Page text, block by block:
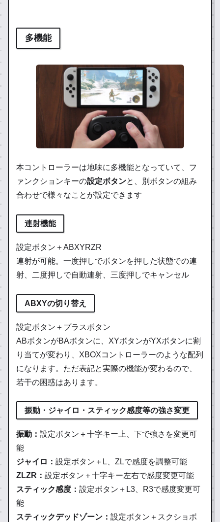
多機能
本コントローラーは地味に多機能となっていて、フ
ァンクションキーの設定ボタンと、別ボタンの組み
合わせで様々なことが設定できます
連射機能
設定ボタン＋ABXYRZR
連射が可能。一度押しでボタンを押した状態での連
射、二度押しで自動連射、三度押しでキャンセル
ABXYの切り替え
設定ボタン＋プラスボタン
ABボタンがBAボタンに、XYボタンがYXボタンに割
り当てが変わり、XBOXコントローラーのような配列
になります。ただ表記と実際の機能が変わるので、
若干の困惑はあります。
振動・ジャイロ・スティック感度等の強さ変更
振動： 設定ボタン＋十字キー上、下で強さを変更可
能
ジャイロ： 設定ボタン＋L、ZLで感度を調整可能
ZLZR： 設定ボタン＋十字キー左右で感度変更可能
スティック感度： 設定ボタン＋L3、R3で感度変更可
能
スティックデッドゾーン： 設定ボタン＋スクショボ